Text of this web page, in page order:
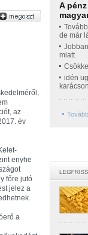
az
év
enyhe
főre jutó
jelez a
a
A
de már
miatt
idén